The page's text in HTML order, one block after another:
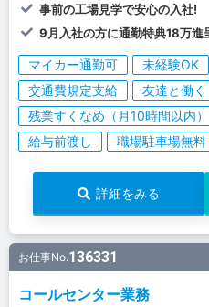
事前の工場見学で安心の入社!
9月入社の方に通勤特典18万進
マイカー通勤可 未経験OK
交通費規定支給
友達と働く
残業すくなめ（月10時間以内）
給与前渡し
職場駐車場無料
詳細をみる
お仕事No.136331
コールセンター業務